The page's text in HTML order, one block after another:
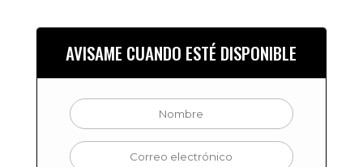
AVISAME CUANDO ESTÉ DISPONIBLE